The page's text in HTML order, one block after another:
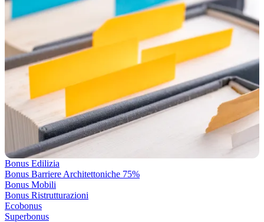
Bonus Edilizia
Bonus Barriere Architettoniche 75%
Bonus Mobili
Bonus Ristrutturazioni
Ecobonus
Superbonus